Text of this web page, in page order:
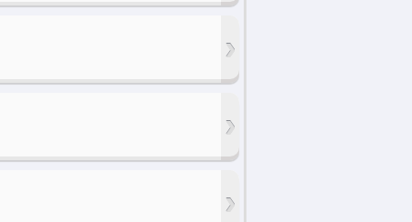
›
›
›